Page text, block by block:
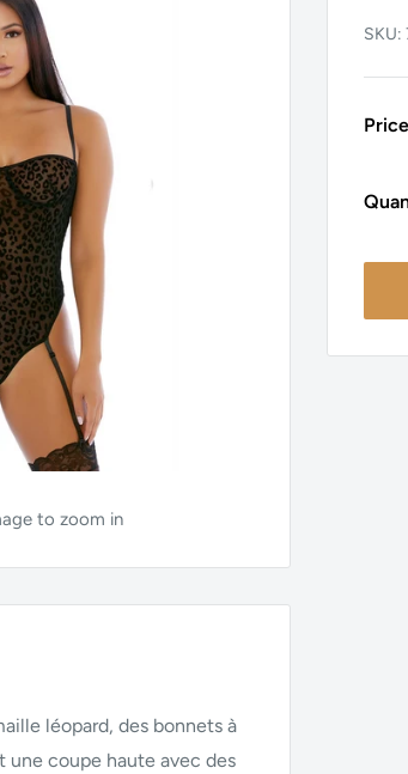
to zoom in
SKU:
léopard, des bonnets à
une coupe haute avec des